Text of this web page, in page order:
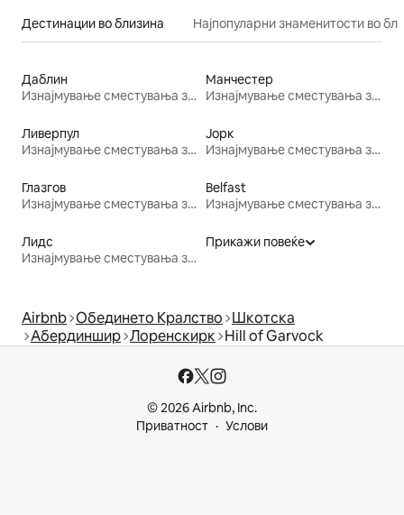
Дестинации во близина Најпопуларни знаменитости во
Даблин
Изнајмување сместувања за одмор
Манчестер
Изнајмување сместувања за одмор
Ливерпул
Изнајмување сместувања за одмор
Јорк
Изнајмување сместувања за одмор
Глазгов
Изнајмување сместувања за одмор
Belfast
Изнајмување сместувања за одмор
Лидс
Изнајмување сместувања за одмор
Прикажи повеќе
Airbnb Обединето Кралство Шкотска
Абердиншир Лоренскирк Hill of Garvock
© 2026 Airbnb, Inc.
Приватност
Услови